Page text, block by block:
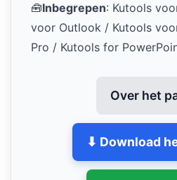
🧰Inbegrepen: Kutools
voor Outlook / Kutools
Pro / Kutools for
Over het
⬇ Download